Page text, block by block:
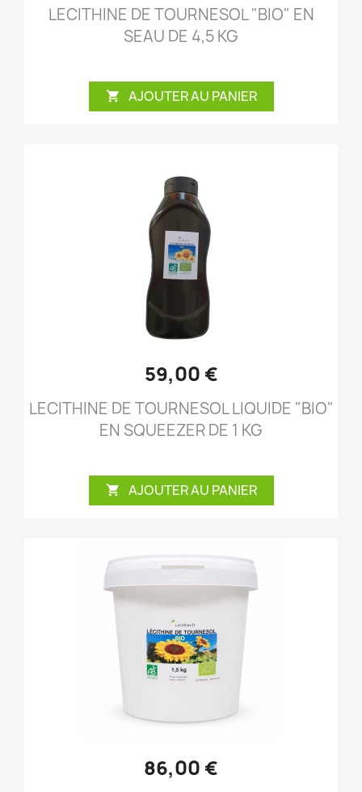
LECITHINE DE TOURNESOL "BIO" EN
SEAU DE 4,5 KG
 AJOUTER AU PANIER
59,00 €
LECITHINE DE TOURNESOL LIQUIDE "BIO"
EN SQUEEZER DE 1 KG
 AJOUTER AU PANIER
86,00 €